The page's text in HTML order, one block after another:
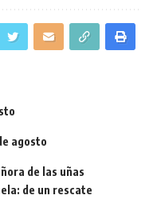
agosto
de las uñas
de un rescate